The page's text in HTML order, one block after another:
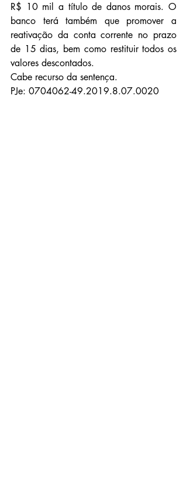
R$ 10 mil a título de danos morais. O
banco terá também que promover a
reativação da conta corrente no prazo
de 15 dias, bem como restituir todos os
valores descontados.
Cabe recurso da sentença.
PJe: 0704062-49.2019.8.07.0020